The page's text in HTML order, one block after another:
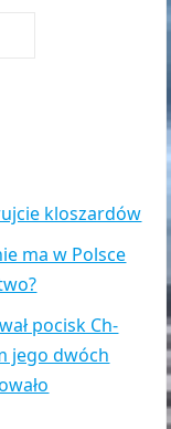
kloszardów
ma w Polsce
pocisk Ch-
jego dwóch